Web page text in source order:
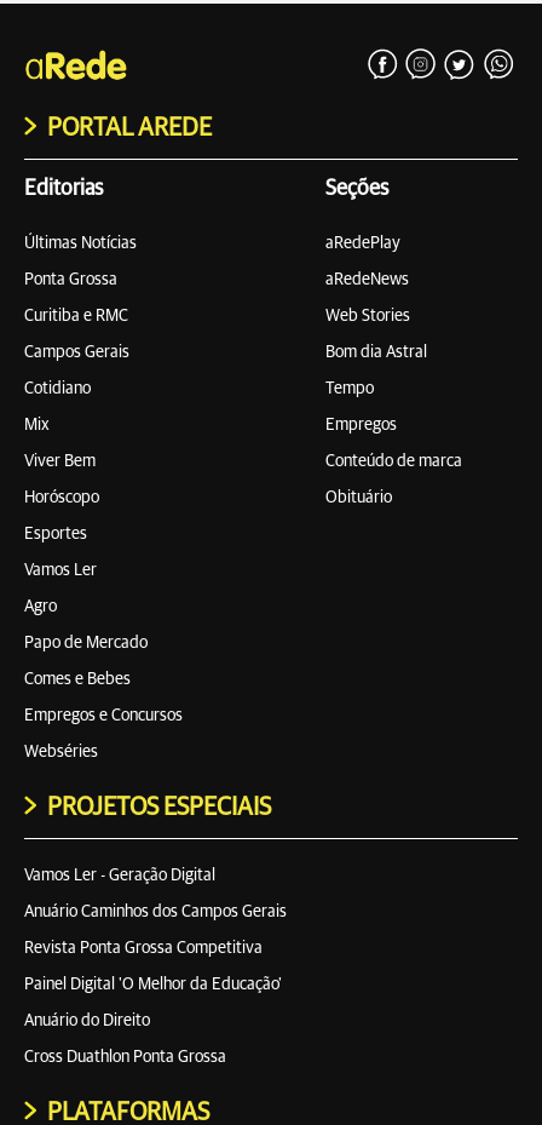
PORTAL AREDE
Editorias
Últimas Notícias
Ponta Grossa
Curitiba e RMC
Campos Gerais
Cotidiano
Mix
Viver Bem
Horóscopo
Esportes
Vamos Ler
Agro
Papo de Mercado
Comes e Bebes
Empregos e Concursos
Webséries
Seções
aRedePlay
aRedeNews
Web Stories
Bom dia Astral
Tempo
Empregos
Conteúdo de marca
Obituário
PROJETOS ESPECIAIS
Vamos Ler - Geração Digital
Anuário Caminhos dos Campos Gerais
Revista Ponta Grossa Competitiva
Painel Digital 'O Melhor da Educação'
Anuário do Direito
Cross Duathlon Ponta Grossa
PLATAFORMAS